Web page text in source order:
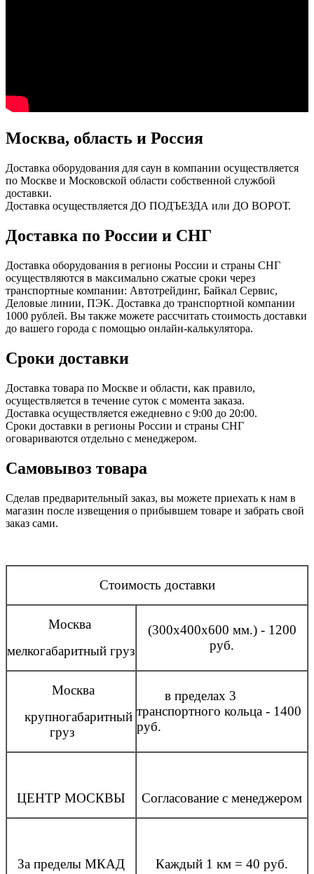
Москва, область и Россия
Доставка оборудования для саун в компании осуществляется
по Москве и Московской области собственной службой
доставки.
Доставка осуществляется ДО ПОДЪЕЗДА или ДО ВОРОТ.
Доставка по России и СНГ
Доставка оборудования в регионы России и страны СНГ
осуществляются в максимально сжатые сроки через
транспортные компании: Автотрейдинг, Байкал Сервис,
Деловые линии, ПЭК. Доставка до транспортной компании
1000 рублей. Вы также можете рассчитать стоимость доставки
до вашего города с помощью онлайн-калькулятора.
Сроки доставки
Доставка товара по Москве и области, как правило,
осуществляется в течение суток с момента заказа.
Доставка осуществляется ежедневно с 9:00 до 20:00.
Сроки доставки в регионы России и страны СНГ
оговариваются отдельно с менеджером.
Самовывоз товара
Сделав предварительный заказ, вы можете приехать к нам в
магазин после извещения о прибывшем товаре и забрать свой
заказ сами.
Стоимость доставки
Москва
мелкогабаритный груз
(300x400x600 мм.) - 1200
руб.
Москва
крупногабаритный
груз
в пределах 3
транспортного кольца - 1400
руб.
ЦЕНТР МОСКВЫ Согласование с менеджером
За пределы МКАД Каждый 1 км = 40 руб.